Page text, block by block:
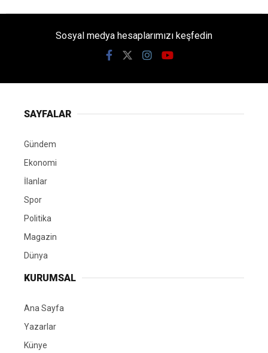
Sosyal medya hesaplarımızı keşfedin
SAYFALAR
Gündem
Ekonomi
İlanlar
Spor
Politika
Magazin
Dünya
KURUMSAL
Ana Sayfa
Yazarlar
Künye